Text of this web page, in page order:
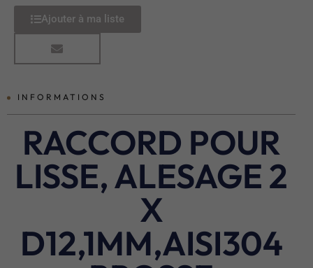
Ajouter à ma liste
INFORMATIONS
RACCORD POUR
LISSE, ALESAGE 2
X
D12,1MM,AISI304